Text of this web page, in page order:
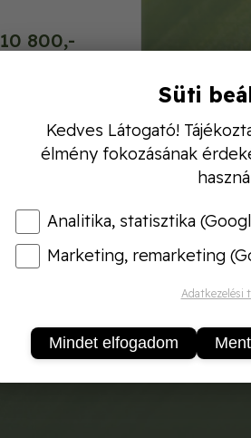
10 800,-
Süti
Kedves Látogató!
élmény fokozásának
Analitika, statisztika
Marketing, remarketing
Adatkezelési
Mindet elfogadom